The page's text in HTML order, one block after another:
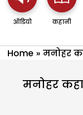
ऑडियो कहानी
Home » मनोहर
मनोहर